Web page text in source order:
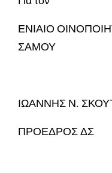
ΕΝΙΑΙΟ
ΣΑΜΟΥ
ΙΩΑΝΝΗΣ Ν.
ΠΡΟΕΔΡΟΣ ΔΣ